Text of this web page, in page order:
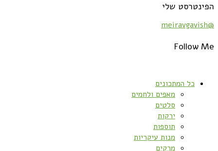
הפינטרסט שלי
@meiravgavish
Follow Me
כל המתכונים
מאפים ולחמים
סלטים
ירקות
תוספות
מנות עיקריות
מרקים